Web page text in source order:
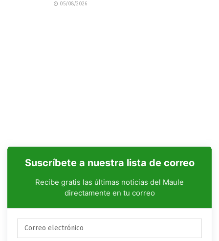
05/08/2026
Suscríbete a nuestra lista de correo
Recibe gratis las últimas noticias del Maule
directamente en tu correo